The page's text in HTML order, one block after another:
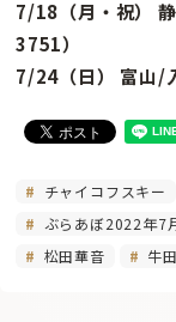
7/18（月・祝）
3751）
7/24（日） 富山/
チャイコフスキー
ぶらあぼ2022年7
松田華音
牛